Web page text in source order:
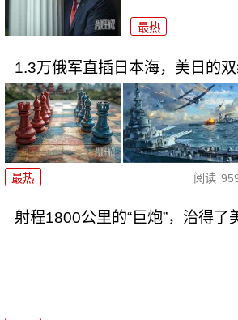
最热
1.3万俄军直插日本海，美日的
最热 阅读
射程1800公里的“巨炮”，治得了